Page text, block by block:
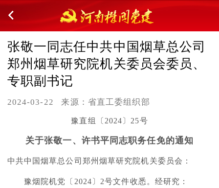
张敬一同志任中共中国烟草总公司
郑州烟草研究院机关委员会委员、
专职副书记
2024-03-22 来源：省直工委组织部
豫直组〔2024〕25号
关于张敬一、许书平同志职务任免的通知
中共中国烟草总公司郑州烟草研究院机关委员会：
豫烟院机党〔2024〕2号文件收悉。经研究：